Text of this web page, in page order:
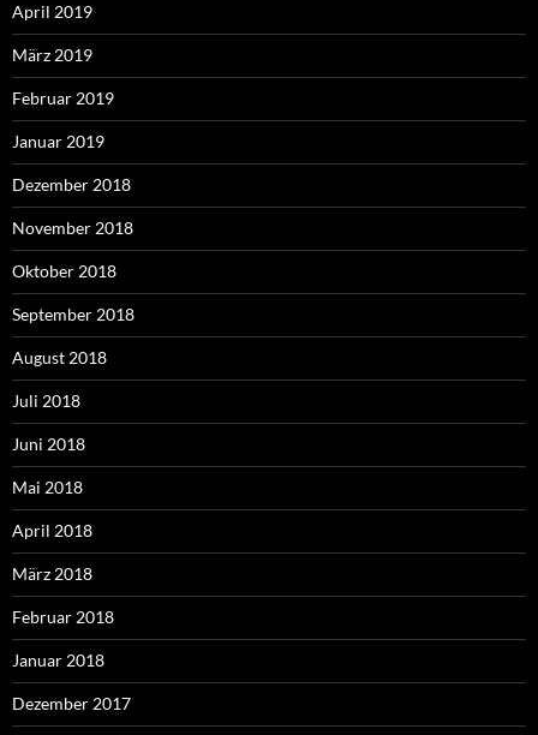
April 2019
März 2019
Februar 2019
Januar 2019
Dezember 2018
November 2018
Oktober 2018
September 2018
August 2018
Juli 2018
Juni 2018
Mai 2018
April 2018
März 2018
Februar 2018
Januar 2018
Dezember 2017